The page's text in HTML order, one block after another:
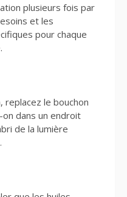
plusieurs fois par
et les
pour chaque
replacez le bouchon
dans un endroit
de la lumière